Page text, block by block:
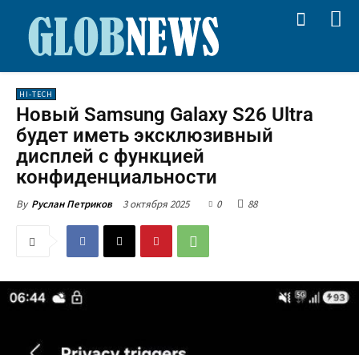
HI-TECH
Новый Samsung Galaxy S26 Ultra
будет иметь эксклюзивный
дисплей с функцией
конфиденциальности
By Руслан Петриков 3 октября 2025 0 88